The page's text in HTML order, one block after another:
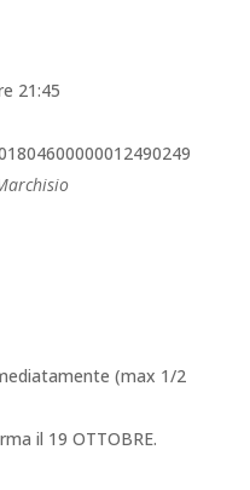
21:45
(max 1/2
il 19 OTTOBRE.